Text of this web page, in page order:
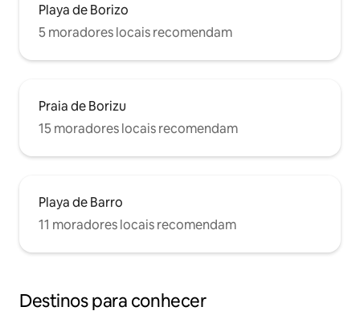
Playa de Borizo
5 moradores locais recomendam
Praia de Borizu
15 moradores locais recomendam
Playa de Barro
11 moradores locais recomendam
Destinos para conhecer